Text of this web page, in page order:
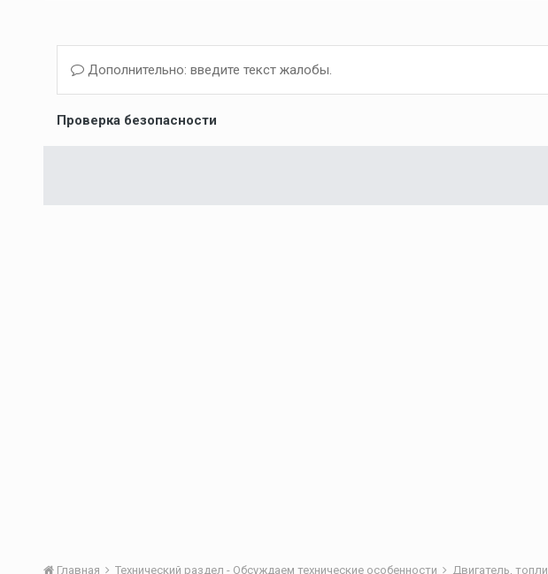
Дополнительно: введите текст жалобы.
Проверка безопасности
Главная Технический раздел - Обсуждаем технические особенности Двигатель,